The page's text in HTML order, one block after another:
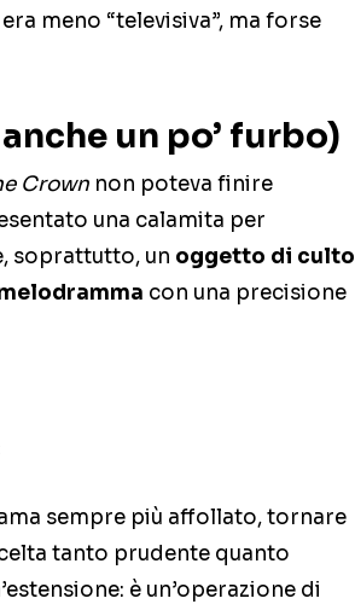
meno “televisiva”, ma forse
un po’ furbo)
Crown non poteva finire
una calamita per
soprattutto, un oggetto di culto
con una precisione
sempre più affollato, tornare
tanto prudente quanto
è un’operazione di